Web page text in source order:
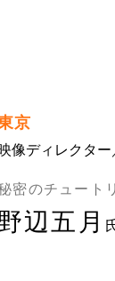
京
像ディレクタ
密のチュート
野辺五月